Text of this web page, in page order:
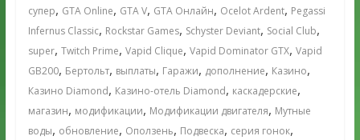
супер, GTA Online, GTA V, GTA Онлайн, Ocelot Ardent, Pegassi
Infernus Classic, Rockstar Games, Schyster Deviant, Social Club,
super, Twitch Prime, Vapid Clique, Vapid Dominator GTX, Vapid
GB200, Бертольт, выплаты, Гаражи, дополнение, Казино,
Казино Diamond, Казино-отель Diamond, каскадерские,
магазин, модификации, Модификации двигателя, Мутные
воды, обновление, Оползень, Подвеска, серия гонок,